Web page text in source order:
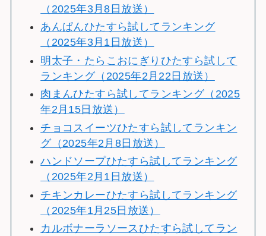
（2025年3月8日放送）
あんぱんひたすら試してランキング
（2025年3月1日放送）
明太子・たらこおにぎりひたすら試して
ランキング（2025年2月22日放送）
肉まんひたすら試してランキング（2025
年2月15日放送）
チョコスイーツひたすら試してランキン
グ（2025年2月8日放送）
ハンドソープひたすら試してランキング
（2025年2月1日放送）
チキンカレーひたすら試してランキング
（2025年1月25日放送）
カルボナーラソースひたすら試してラン